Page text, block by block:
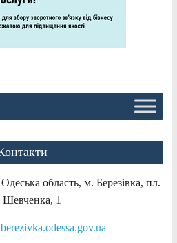
область, м. Березівка, пл.
Шевченка, 1